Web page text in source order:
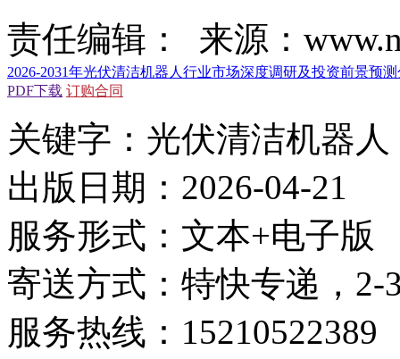
责任编辑： 来源：
2026-2031年光伏清洁机器人行业市场深度调研及投资前景预
PDF下载 订购合同
关键字：光伏清洁机器人
出版日期：2026-04-21
服务形式：文本+电子版
寄送方式：特快专递，2-
服务热线：15210522389